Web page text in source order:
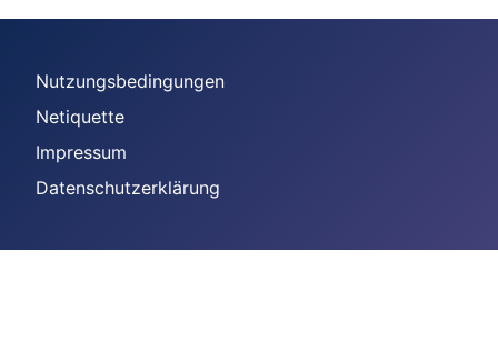
Nutzungsbedingungen
Netiquette
Impressum
Datenschutzerklärung